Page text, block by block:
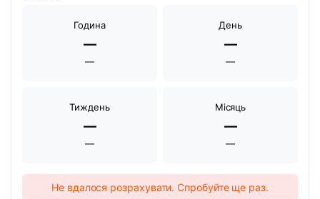
Година
—
—
День
—
—
Тиждень
—
—
Місяць
—
—
Не вдалося розрахувати. Спробуйте ще раз.